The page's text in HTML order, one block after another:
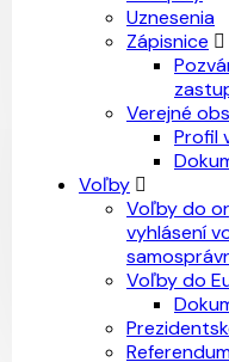
Uznesenia
Zápisnice
Verejné
Profil
Voľby
Voľby do
vyhlásení
Voľby do